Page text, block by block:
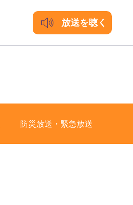
放送を聴く
防災放送・緊急放送